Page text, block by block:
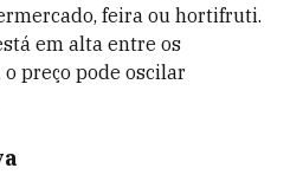
feira ou hortifruti.
em alta entre os
preço pode oscilar